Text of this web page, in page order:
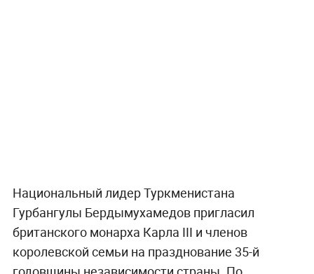
Национальный лидер Туркменистана
Гурбангулы Бердымухамедов пригласил
британского монарха Карла III и членов
королевской семьи на празднование 35-й